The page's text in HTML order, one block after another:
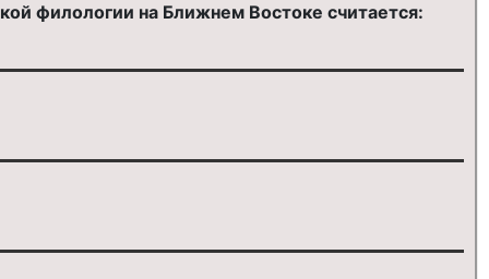
филологии на Ближнем Востоке считается: